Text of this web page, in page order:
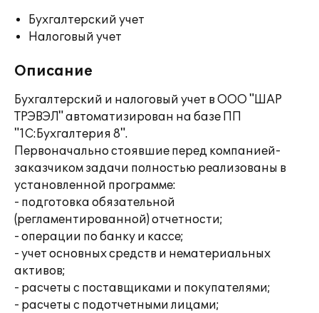
Бухгалтерский учет
Налоговый учет
Описание
Бухгалтерский и налоговый учет в ООО "ШАР
ТРЭВЭЛ" автоматизирован на базе ПП
"1С:Бухгалтерия 8".
Первоначально стоявшие перед компанией-
заказчиком задачи полностью реализованы в
установленной программе:
- подготовка обязательной
(регламентированной) отчетности;
- операции по банку и кассе;
- учет основных средств и нематериальных
активов;
- расчеты с поставщиками и покупателями;
- расчеты с подотчетными лицами;